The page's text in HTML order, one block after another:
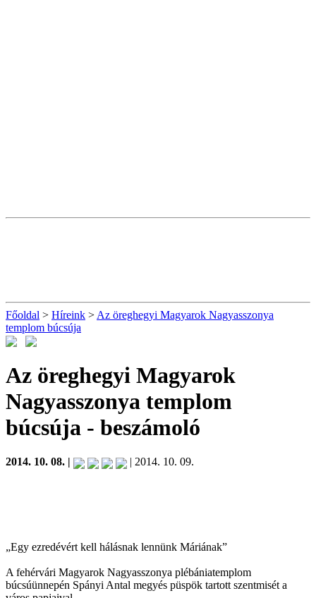
Főoldal > Híreink > Az öreghegyi Magyarok Nagyasszonya
templom búcsúja
Az öreghegyi Magyarok
Nagyasszonya templom
búcsúja - beszámoló
2014. 10. 08. | | 2014. 10. 09.
„Egy ezredévért kell hálásnak lennünk Máriának”
A fehérvári Magyarok Nagyasszonya plébániatemplom
búcsúünnepén Spányi Antal megyés püspök tartott szentmisét a